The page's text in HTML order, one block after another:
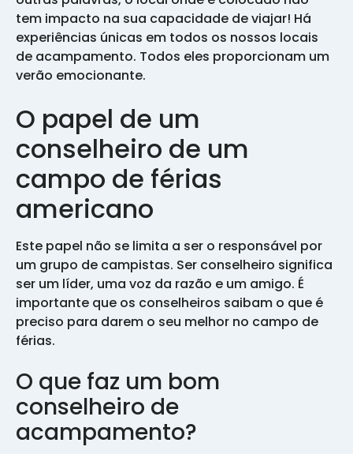
tem impacto na sua capacidade de viajar! Há
experiências únicas em todos os nossos locais
de acampamento. Todos eles proporcionam um
verão emocionante.
O papel de um
conselheiro de um
campo de férias
americano
Este papel não se limita a ser o responsável por
um grupo de campistas. Ser conselheiro significa
ser um líder, uma voz da razão e um amigo. É
importante que os conselheiros saibam o que é
preciso para darem o seu melhor no campo de
férias.
O que faz um bom
conselheiro de
acampamento?